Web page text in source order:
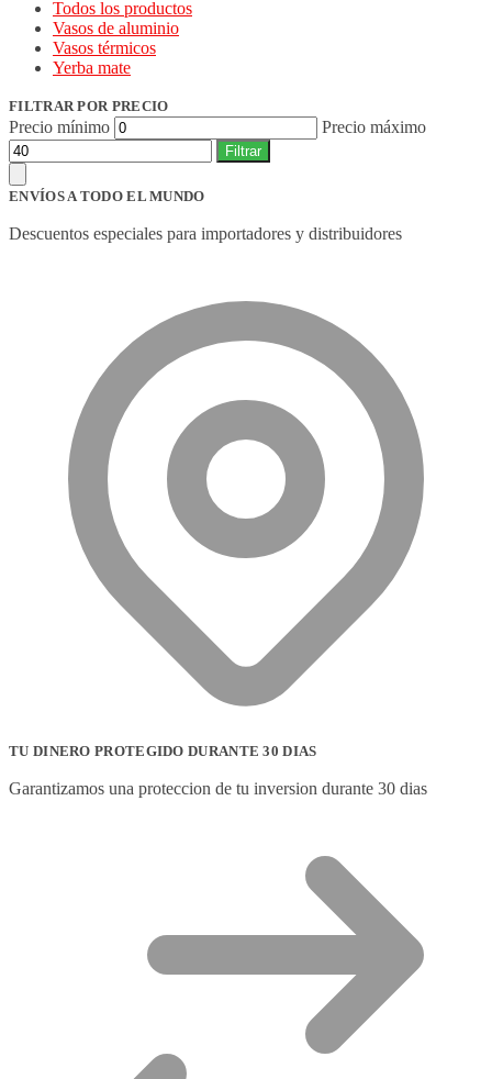
Todos los productos
Vasos de aluminio
Vasos térmicos
Yerba mate
FILTRAR POR PRECIO
Precio mínimo Precio máximo
Filtrar
ENVÍOS A TODO EL MUNDO
Descuentos especiales para importadores y distribuidores
TU DINERO PROTEGIDO DURANTE 30 DIAS
Garantizamos una proteccion de tu inversion durante 30 dias